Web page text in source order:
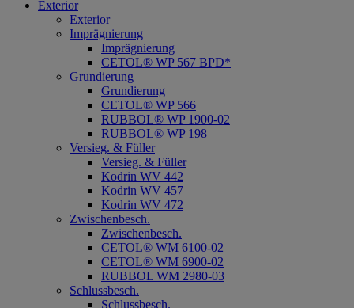
Exterior
Exterior
Imprägnierung
Imprägnierung
CETOL® WP 567 BPD*
Grundierung
Grundierung
CETOL® WP 566
RUBBOL® WP 1900-02
RUBBOL® WP 198
Versieg. & Füller
Versieg. & Füller
Kodrin WV 442
Kodrin WV 457
Kodrin WV 472
Zwischenbesch.
Zwischenbesch.
CETOL® WM 6100-02
CETOL® WM 6900-02
RUBBOL WM 2980-03
Schlussbesch.
Schlussbesch.